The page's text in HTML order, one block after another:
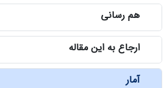
هم رسانی
ارجاع به این مقاله
آمار